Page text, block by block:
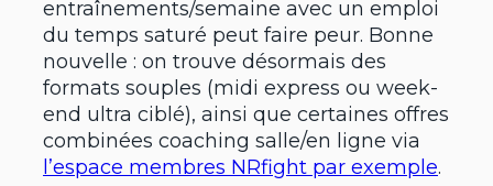
entraînements/semaine avec un emploi
du temps saturé peut faire peur. Bonne
nouvelle : on trouve désormais des
formats souples (midi express ou week-
end ultra ciblé), ainsi que certaines offres
combinées coaching salle/en ligne via
l’espace membres NRfight par exemple.